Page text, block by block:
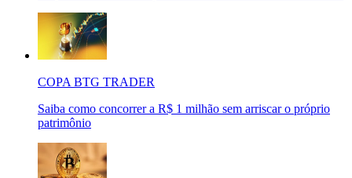
COPA BTG TRADER
Saiba como concorrer a R$ 1 milhão sem arriscar o próprio
patrimônio